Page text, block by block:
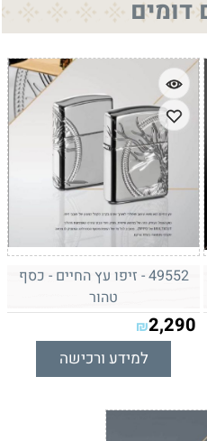
דומים
49552 - זיפו עץ החיים - כסף
טהור
₪2,290
למידע ורכישה